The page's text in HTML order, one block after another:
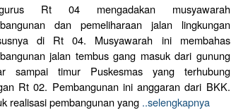
Rt 04 mengadakan musyawarah
dan pemeliharaan jalan lingkungan
di Rt 04. Musyawarah ini membahas
jalan tembus gang masuk dari gunung
sampai timur Puskesmas yang terhubung
Rt 02. Pembangunan ini anggaran dari BKK.
realisasi pembangunan yang ..selengkapnya